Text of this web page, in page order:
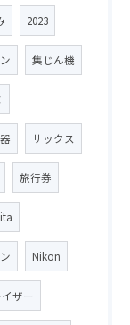
2023
集じん機
サックス
旅行券
Nikon
イザー